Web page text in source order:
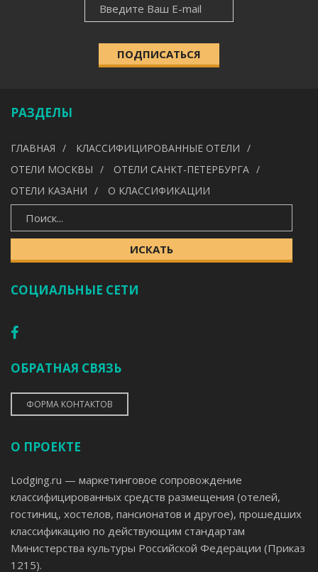
НАСЕЛЁННЫЙ ПУНКТ
ИСКАТЬ
ПОДПИСАТЬСЯ
РАЗДЕЛЫ
ГЛАВНАЯ
КЛАССИФИЦИРОВАННЫЕ ОТЕЛИ
ОТЕЛИ МОСКВЫ
ОТЕЛИ САНКТ-ПЕТЕРБУРГА
ОТЕЛИ КАЗАНИ
О КЛАССИФИКАЦИИ
ИСКАТЬ
СОЦИАЛЬНЫЕ СЕТИ
ОБРАТНАЯ СВЯЗЬ
ФОРМА КОНТАКТОВ
О ПРОЕКТЕ
Lodging.ru — маркетинговое сопровождение
классифицированных средств размещения (отелей,
гостиниц, хостелов, пансионатов и другое), прошедших
классификацию по действующим стандартам
Министерства культуры Российской Федерации (Приказ
1215).